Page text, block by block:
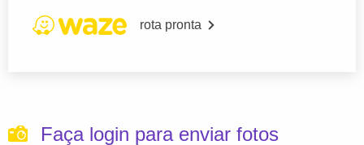
rota pronta
Faça login para enviar fotos